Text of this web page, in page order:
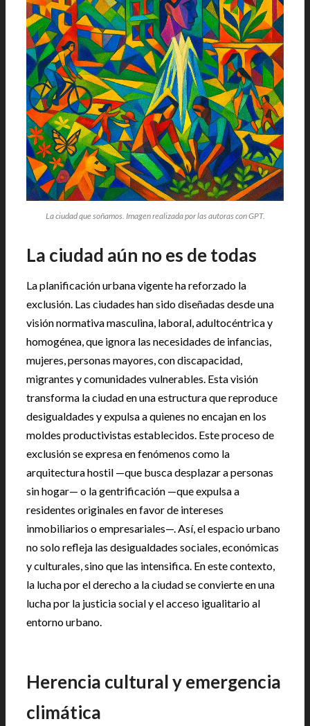
La ciudad que soñamos. Imagen realizada por las autoras con GPT.
La ciudad aún no es de todas
La planificación urbana vigente ha reforzado la
exclusión. Las ciudades han sido diseñadas desde una
visión normativa masculina, laboral, adultocéntrica y
homogénea, que ignora las necesidades de infancias,
mujeres, personas mayores, con discapacidad,
migrantes y comunidades vulnerables. Esta visión
transforma la ciudad en una estructura que reproduce
desigualdades y expulsa a quienes no encajan en los
moldes productivistas establecidos. Este proceso de
exclusión se expresa en fenómenos como la
arquitectura hostil —que busca desplazar a personas
sin hogar— o la gentrificación —que expulsa a
residentes originales en favor de intereses
inmobiliarios o empresariales—. Así, el espacio urbano
no solo refleja las desigualdades sociales, económicas
y culturales, sino que las intensifica. En este contexto,
la lucha por el derecho a la ciudad se convierte en una
lucha por la justicia social y el acceso igualitario al
entorno urbano.
Herencia cultural y emergencia
climática